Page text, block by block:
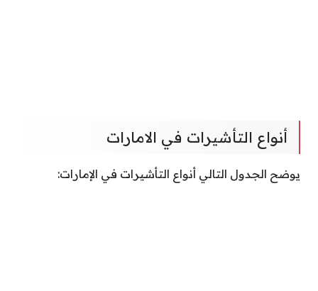
أنواع التأشيرات في الامارات
يوضح الجدول التالي أنواع التأشيرات في الإمارات: